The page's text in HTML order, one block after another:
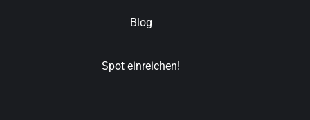
Blog
Spot einreichen!